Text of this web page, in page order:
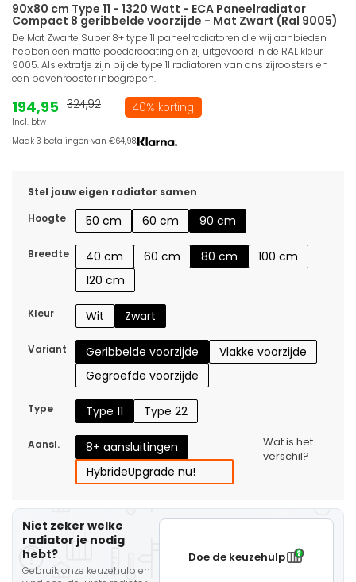
90x80 cm Type 11 - 1320 Watt - ECA Paneelradiator
Compact 8 geribbelde voorzijde - Mat Zwart (Ral 9005)
De Mat Zwarte Super 8+ type 11 paneelradiatoren die wij aanbieden
hebben een matte poedercoating en zij uitgevoerd in de RAL kleur
9005. Als extratje zijn bij de type 11 radiatoren van ons zijroosters en
een bovenrooster inbegrepen.
194,95
Incl. btw
324,92 40% korting
Maak 3 betalingen van €64,98.
Stel jouw eigen radiator samen
Hoogte
50 cm 60 cm 90 cm
Breedte 40 cm 60 cm 80 cm
100 cm
120 cm
Kleur Wit Zwart
Variant Geribbelde voorzijde
Vlakke voorzijde
Gegroefde voorzijde
Type Type 11 Type 22
Aansl.
8+ aansluitingen
HybrideUpgrade nu!
Wat is het
verschil?
Niet zeker welke
radiator je nodig
hebt?
Gebruik onze keuzehulp en
Doe de keuzehulp